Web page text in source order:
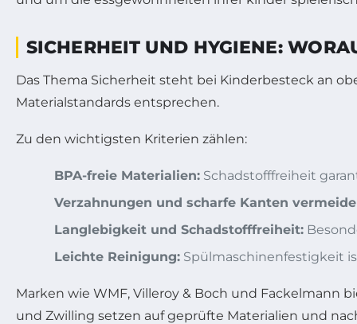
SICHERHEIT UND HYGIENE:
Das Thema Sicherheit steht bei Kinderbesteck an
Materialstandards entsprechen.
Zu den wichtigsten Kriterien zählen:
BPA-freie Materialien: Schadstofffreiheit
Verzahnungen und scharfe Kanten
Langlebigkeit und Schadstofffreiheit:
Leichte Reinigung: Spülmaschinenfestigkeit
Marken wie WMF, Villeroy & Boch und Fackelmann
und Zwilling setzen auf geprüfte Materialien und